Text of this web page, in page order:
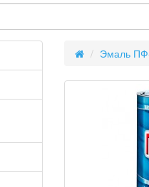
Эмаль